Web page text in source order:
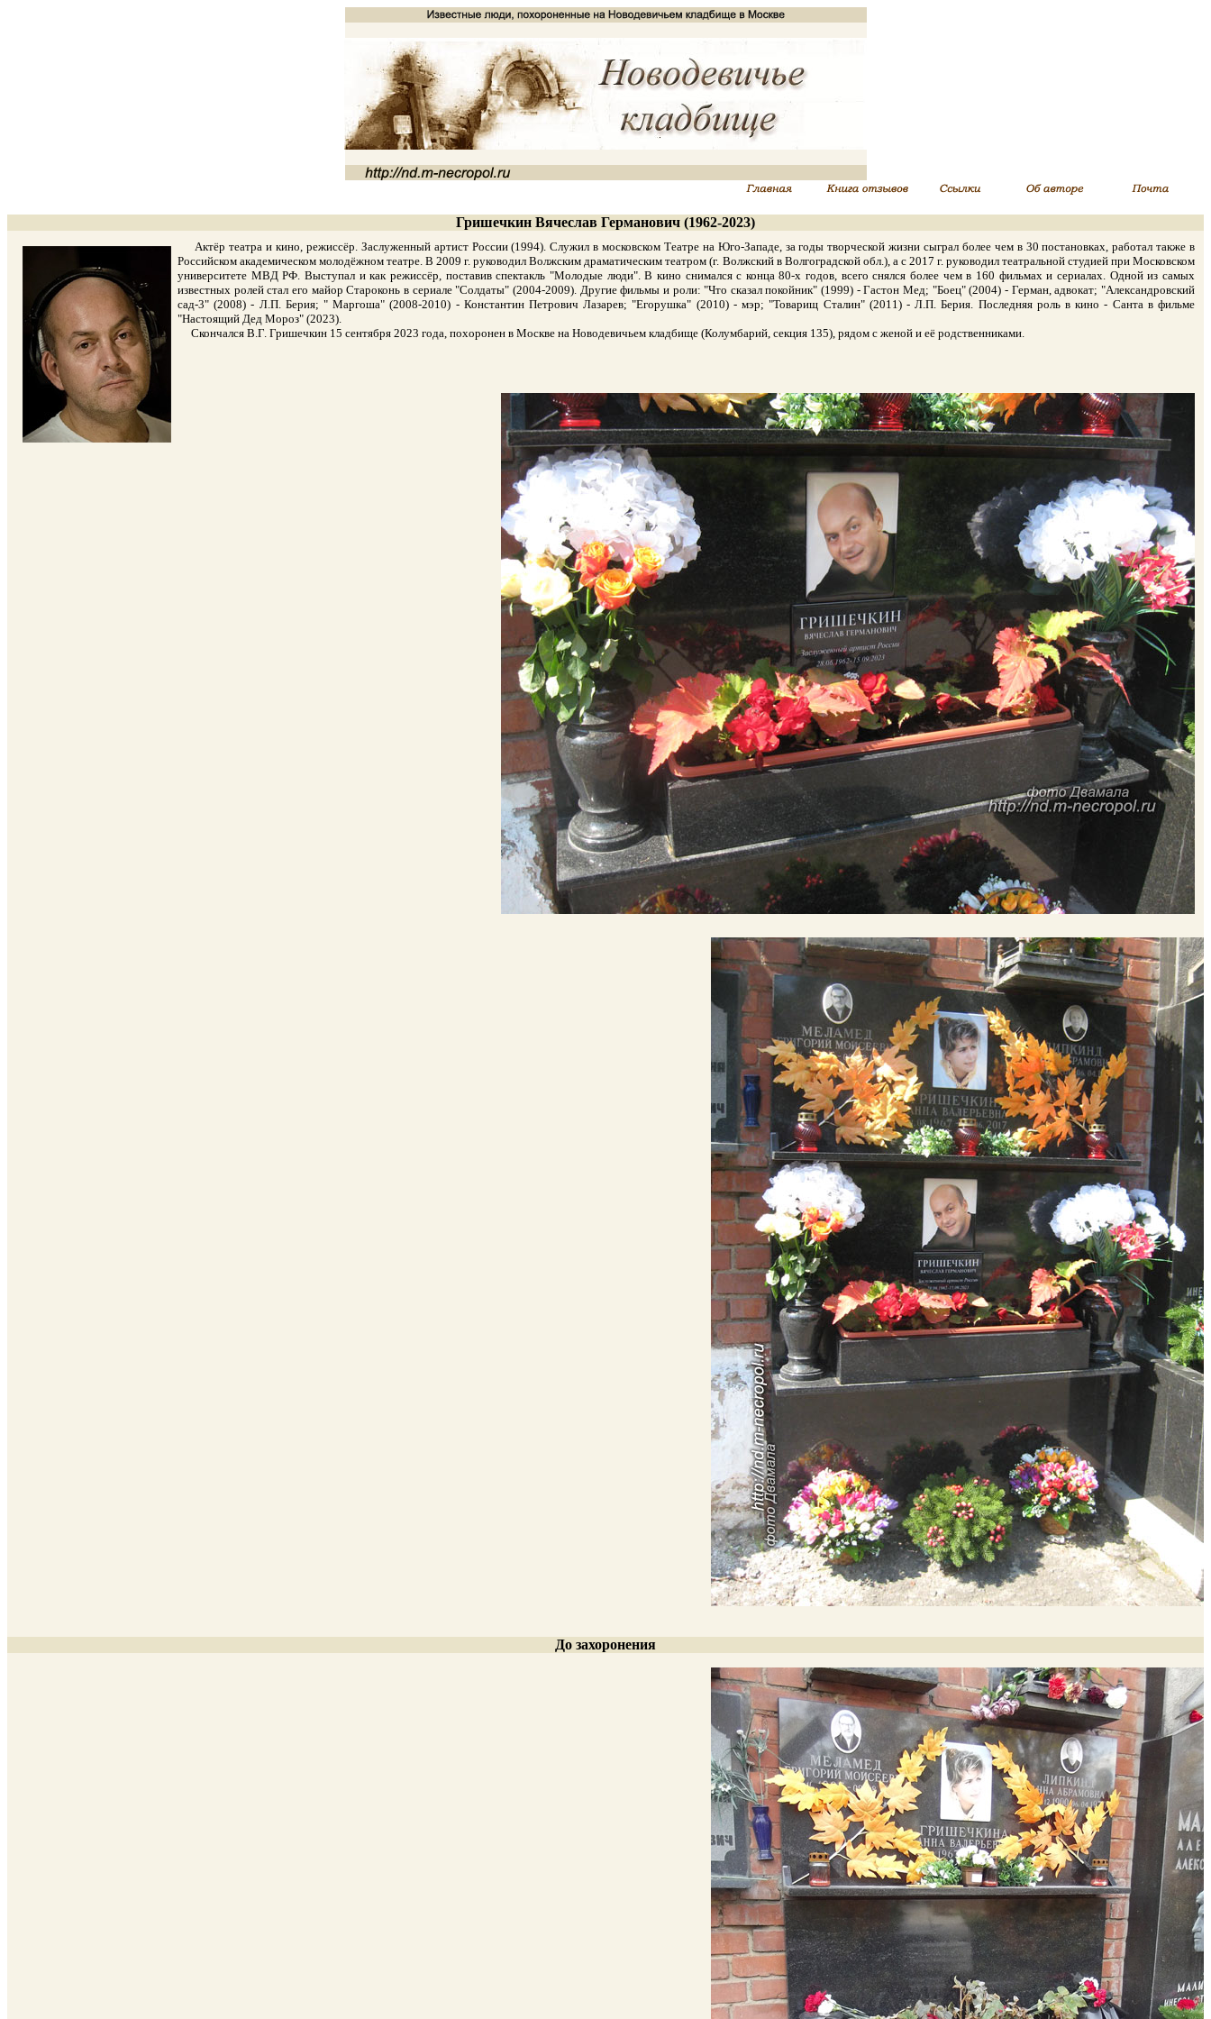
Гришечкин Вячеслав Германович (1962-2023)
Актёр театра и кино, режиссёр. Заслуженный артист России (1994). Служил в московском Театре на Юго-Западе, за годы творческой жизни сыграл более чем в 30 постановках, работал также в
Российском академическом молодёжном театре. В 2009 г. руководил Волжским драматическим театром (г. Волжский в Волгоградской обл.), а с 2017 г. руководил театральной студией при Московском
университете МВД РФ. Выступал и как режиссёр, поставив спектакль "Молодые люди". В кино снимался с конца 80-х годов, всего снялся более чем в 160 фильмах и сериалах. Одной из самых
известных ролей стал его майор Староконь в сериале "Солдаты" (2004-2009). Другие фильмы и роли: "Что сказал покойник" (1999) - Гастон Мед; "Боец" (2004) - Герман, адвокат; "Александровский
сад-3" (2008) - Л.П. Берия; " Маргоша" (2008-2010) - Константин Петрович Лазарев; "Егорушка" (2010) - мэр; "Товарищ Сталин" (2011) - Л.П. Берия. Последняя роль в кино - Санта в фильме
"Настоящий Дед Мороз" (2023).
Скончался В.Г. Гришечкин 15 сентября 2023 года, похоронен в Москве на Новодевичьем кладбище (Колумбарий, секция 135), рядом с женой и её родственниками.
До захоронения